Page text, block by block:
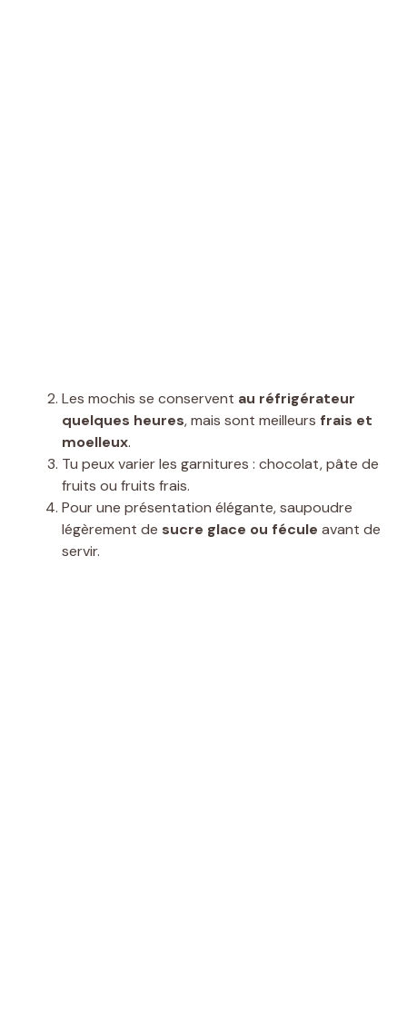
Les mochis se conservent au réfrigérateur
quelques heures, mais sont meilleurs frais et
moelleux.
Tu peux varier les garnitures : chocolat, pâte de
fruits ou fruits frais.
Pour une présentation élégante, saupoudre
légèrement de sucre glace ou fécule avant de
servir.